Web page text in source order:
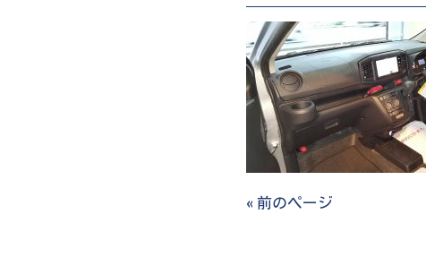
« 前のページ